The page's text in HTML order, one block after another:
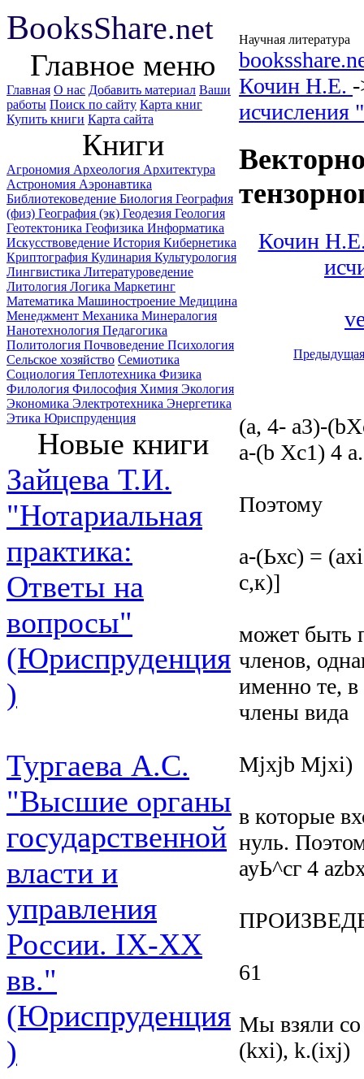
BooksShare.net Научная литература
Главное меню
Главная О нас Добавить материал Ваши
работы Поиск по сайту Карта книг
Купить книги Карта сайта
Книги
Агрономия Археология Архитектура
Астрономия Аэронавтика
Библиотековедение Биология География
(физ) География (эк) Геодезия Геология
Геотектоника Геофизика Информатика
Искусствоведение История Кибернетика
Криптография Кулинария Культурология
Лингвистика Литературоведение
Литология Логика Маркетинг
Математика Машиностроение Медицина
Менеджмент Механика Минералогия
Нанотехнология Педагогика
Политология Почвоведение Психология
Сельское хозяйство Семиотика
Социология Теплотехника Физика
Филология Философия Химия Экология
Экономика Электротехника Энергетика
Этика Юриспруденция
Новые книги
Зайцева Т.И.
"Нотариальная
практика:
Ответы на
вопросы"
(Юриспруденция
)
Тургаева А.С.
"Высшие органы
государственной
власти и
управления
России. IХ-ХХ
вв."
(Юриспруденция
)
Кочин Н.Е.
исчисления "
Кочин Н.Е.
Предыдущая
(а, 4- a3)-
a-(b Xc1) 4
Поэтому
а-(Ьхс) =
с,к)]
может быть
членов,
именно те,
члены вида
Mjxjb Mjxi)
в которые
нуль.
ауЬ^сг 4
61
Мы взяли
(kxi), k.(ixj)